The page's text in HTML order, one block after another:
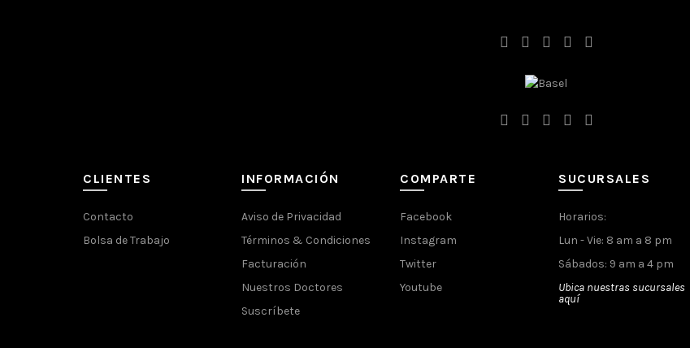
CLIENTES
Contacto
Bolsa de Trabajo
INFORMACIÓN
Aviso de Privacidad
Términos & Condiciones
Facturación
Nuestros Doctores
Suscríbete
COMPARTE
Facebook
Instagram
Twitter
Youtube
SUCURSALES
Horarios:
Lun - Vie: 8 am a 8 pm
Sábados: 9 am a 4 pm
Ubica nuestras sucursales
aquí